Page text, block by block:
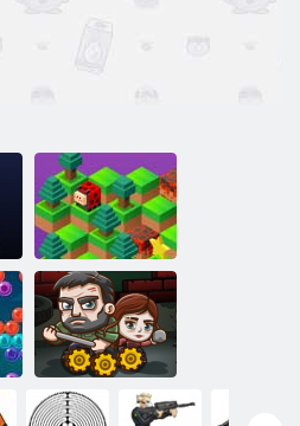
Lejā no kalna